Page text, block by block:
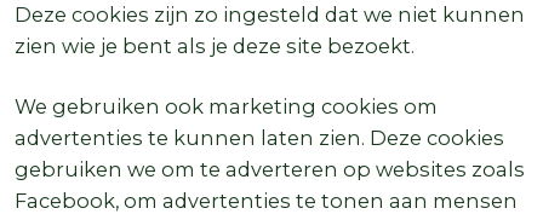
Deze cookies zijn zo ingesteld dat we niet kunnen
zien wie je bent als je deze site bezoekt.
We gebruiken ook marketing cookies om
advertenties te kunnen laten zien. Deze cookies
gebruiken we om te adverteren op websites zoals
Facebook, om advertenties te tonen aan mensen